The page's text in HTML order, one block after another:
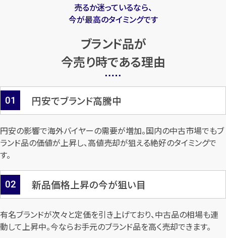
売るか迷っているなら、
今が最高のタイミングです
ブランド品が
今売り時である理由
01 円安でブランド高騰中
円安の影響で海外バイヤーの需要が増加。国内の中古市場でもブ
ランド品の価値が上昇し、高値売却が狙える絶好のタイミングで
す。
02 新品価格上昇の今が狙い目
有名ブランドが次々と定価を引き上げており、中古品の相場も連
動して上昇中。今ならお手元のブランド品を高く売却できます。